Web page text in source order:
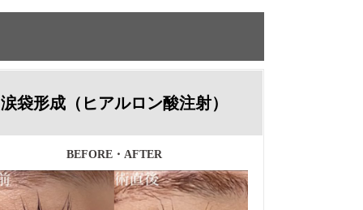
涙袋形成（ヒアルロン酸注射）